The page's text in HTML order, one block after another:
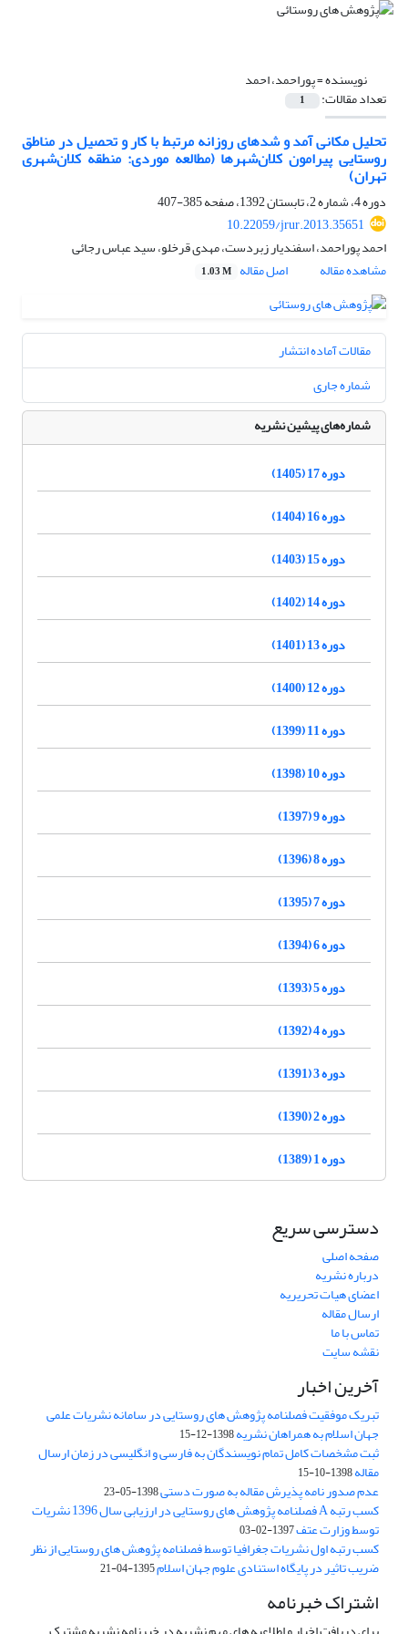
نویسنده =پوراحمد، احمد
تعداد مقالات: 1
تحلیل مکانی آمد و شدهای روزانه مرتبط با کار و تحصیل در مناطق
روستایی پیرامون کلان‌شهرها (مطالعه موردی: منطقه کلان‌شهری
تهران)
دوره 4، شماره 2، تابستان 1392، صفحه
385-407
10.22059/jrur.2013.35651
احمد پوراحمد، اسفندیار زبردست‌، مهدی قرخلو‌، سید عباس رجائی
مشاهده مقاله
اصل مقاله 1.03 M
مقالات آماده انتشار
شماره جاری
شماره‌های پیشین نشریه
دوره 17 (1405)
دوره 16 (1404)
دوره 15 (1403)
دوره 14 (1402)
دوره 13 (1401)
دوره 12 (1400)
دوره 11 (1399)
دوره 10 (1398)
دوره 9 (1397)
دوره 8 (1396)
دوره 7 (1395)
دوره 6 (1394)
دوره 5 (1393)
دوره 4 (1392)
دوره 3 (1391)
دوره 2 (1390)
دوره 1 (1389)
دسترسی سریع
صفحه اصلی
درباره نشریه
اعضای هیات تحریریه
ارسال مقاله
تماس با ما
نقشه سایت
آخرین اخبار
تبریک موفقیت فصلنامه پژوهش های روستایی در سامانه نشریات علمی
جهان اسلام به همراهان نشریه1398-12-15
ثبت مشخصات کامل تمام نویسندگان به فارسی و انگلیسی در زمان ارسال
مقاله1398-10-15
عدم صدور نامه پذیرش مقاله به صورت دستی1398-05-23
کسب رتبه A فصلنامه پژوهش های روستایی در ارزیابی سال 1396 نشریات
توسط وزارت عتف1397-02-03
کسب رتبه اول نشریات جغرافیا توسط فصلنامه پژوهش های روستایی از نظر
ضریب تاثیر در پایگاه استنادی علوم جهان اسلام1395-04-21
اشتراک خبرنامه